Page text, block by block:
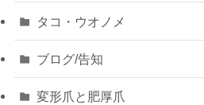
タコ・ウオノメ
ブログ/告知
変形爪と肥厚爪